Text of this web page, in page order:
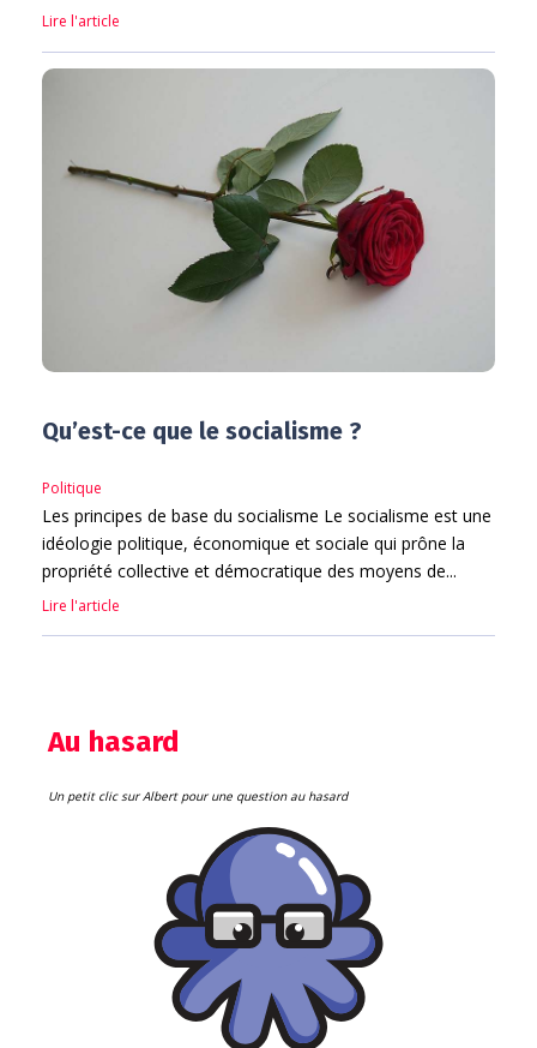
Lire l'article
Qu’est-ce que le socialisme ?
Politique
Les principes de base du socialisme Le socialisme est une
idéologie politique, économique et sociale qui prône la
propriété collective et démocratique des moyens de...
Lire l'article
Au hasard
Un petit clic sur Albert pour une question au hasard